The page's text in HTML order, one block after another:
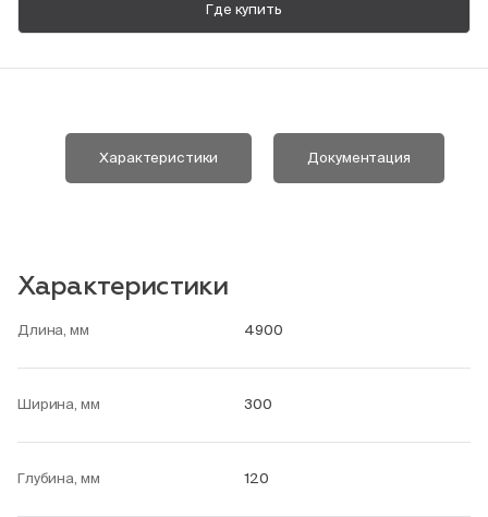
Где купить
Характеристики Документация
Характеристики
Длина, мм 4900
Ширина, мм 300
Глубина, мм 120